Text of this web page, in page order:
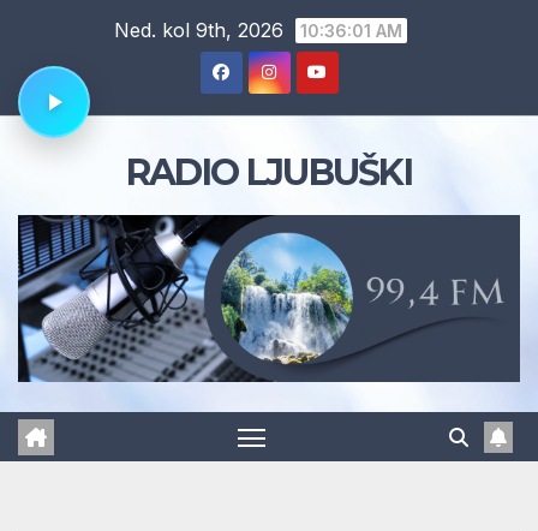
content
Ned. kol 9th, 2026 10:36:02 AM
RADIO LJUBUŠKI